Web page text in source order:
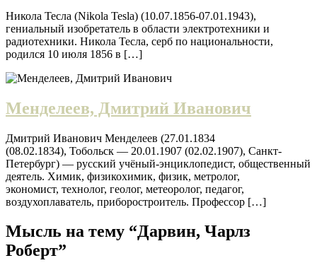
Никола Тесла (Nikola Tesla) (10.07.1856-07.01.1943),
гениальный изобретатель в области электротехники и
радиотехники. Никола Тесла, серб по национальности,
родился 10 июля 1856 в […]
Менделеев, Дмитрий Иванович
Дмитрий Иванович Менделеев (27.01.1834
(08.02.1834), Тобольск — 20.01.1907 (02.02.1907), Санкт-
Петербург) — русский учёный-энциклопедист, общественный
деятель. Химик, физикохимик, физик, метролог,
экономист, технолог, геолог, метеоролог, педагог,
воздухоплаватель, приборостроитель. Профессор […]
Мысль на тему “Дарвин, Чарлз
Роберт”